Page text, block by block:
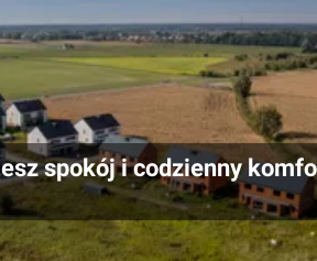
spokój i codzienny